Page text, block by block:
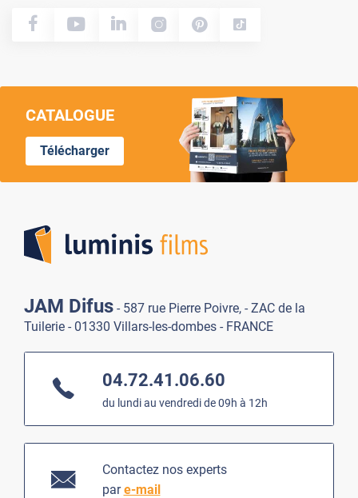
CATALOGUE
Télécharger
JAM Difus - 587 rue Pierre Poivre, - ZAC de la
Tuilerie - 01330 Villars-les-dombes - FRANCE
04.72.41.06.60
du lundi au vendredi de 09h à 12h
Contactez nos experts
pare-mail